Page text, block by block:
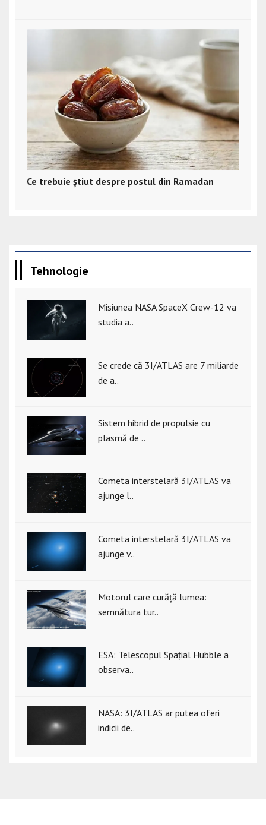
Ce trebuie știut despre postul din Ramadan
Tehnologie
Misiunea NASA SpaceX Crew-12 va
studia a..
Se crede că 3I/ATLAS are 7 miliarde
de a..
Sistem hibrid de propulsie cu
plasmă de ..
Cometa interstelară 3I/ATLAS va
ajunge l..
Cometa interstelară 3I/ATLAS va
ajunge v..
Motorul care curăță lumea:
semnătura tur..
ESA: Telescopul Spațial Hubble a
observa..
NASA: 3I/ATLAS ar putea oferi
indicii de..